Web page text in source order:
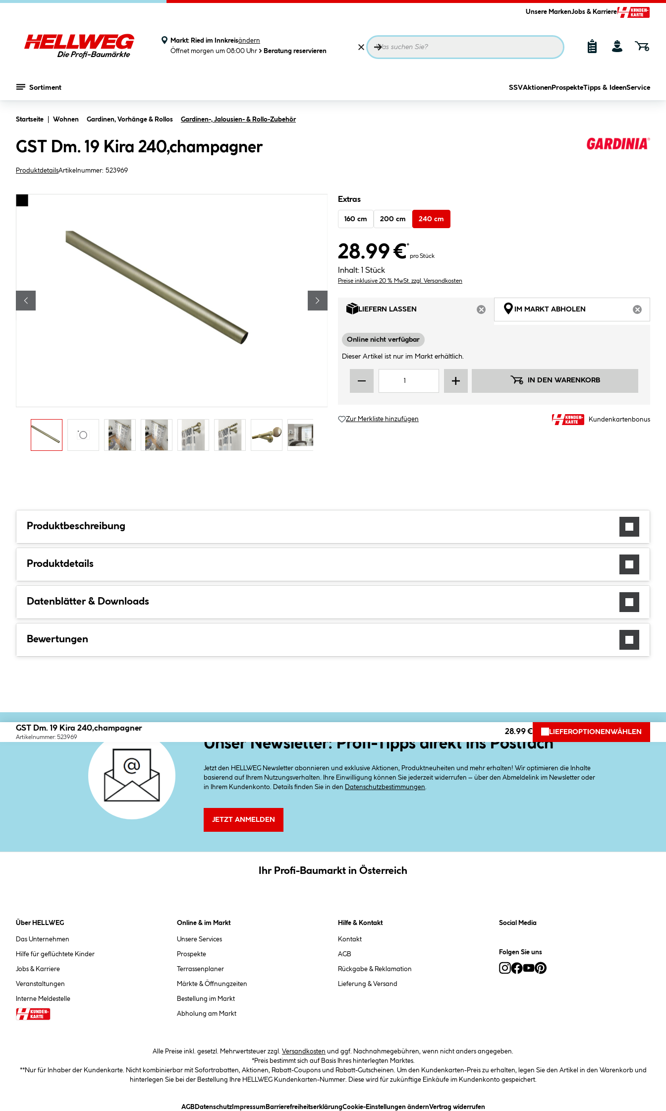
Unsere MarkenJobs & Karriere
Markt: Ried im Innkreisändern
Öffnet morgen um 08:00 Uhr
Beratung reservieren
Sortiment SSVAktionen ProspekteTipps & IdeenService
Startseite Wohnen Gardinen, Vorhänge & Rollos Gardinen-, Jalousien- & Rollo-Zubehör
GST Dm. 19 Kira 240,champagner
ProduktdetailsArtikelnummer: 523969
Extras
160 cm 200 cm 240 cm
28.99 €*
pro Stück
Inhalt: 1 Stück
Preise inklusive 20 % MwSt. zzgl. Versandkosten
LIEFERN LASSEN
ARTIKEL NICHT VERFÜGBAR
IM MARKT ABHOLEN
Online nicht verfügbar
Dieser Artikel ist nur im Markt erhältlich.
IN DEN WARENKORB
Zur Merkliste hinzufügen Kundenkartenbonus
Produktbeschreibung
Produktdetails
Datenblätter & Downloads
Bewertungen
GST Dm. 19 Kira 240,champagner
Artikelnummer: 523969
28.99 € LIEFEROPTIONEN WÄHLEN
Unser Newsletter: Profi-Tipps direkt ins Postfach
Jetzt den HELLWEG Newsletter abonnieren und exklusive Aktionen, Produktneuheiten und mehr erhalten! Wir optimieren die Inhalte
basierend auf Ihrem Nutzungsverhalten. Ihre Einwilligung können Sie jederzeit widerrufen – über den Abmeldelink im Newsletter oder
in Ihrem Kundenkonto. Details finden Sie in den
Datenschutzbestimmungen
JETZT ANMELDEN
Ihr Profi-Baumarkt in Österreich
Über HELLWEG
Das Unternehmen
Hilfe für geflüchtete Kinder
Jobs & Karriere
Veranstaltungen
Interne Meldestelle
Online & im Markt
Unsere Services
Prospekte
Terrassenplaner
Märkte & Öffnungzeiten
Bestellung im Markt
Abholung am Markt
Hilfe & Kontakt
Kontakt
AGB
Rückgabe & Reklamation
Lieferung & Versand
Social Media
Folgen Sie uns
Alle Preise inkl. gesetzl. Mehrwertsteuer zzgl. Versandkosten und ggf. Nachnahmegebühren, wenn nicht anders angegeben.
*Preis bestimmt sich auf Basis Ihres hinterlegten Marktes.
**Nur für Inhaber der Kundenkarte. Nicht kombinierbar mit Sofortrabatten, Aktionen, Rabatt-Coupons und Rabatt-Gutscheinen. Um den Kundenkarten-Preis zu erhalten, legen Sie den Artikel in den Warenkorb und
hinterlegen Sie bei der Bestellung Ihre HELLWEG Kundenkarten-Nummer. Diese wird für zukünftige Einkäufe im Kundenkonto gespeichert.
AGB(öffnet ein Dialogfeld)
Datenschutz(öffnet ein Dialogfeld)
Impressum(öffnet ein Dialogfeld)
Barrierefreiheitserklärung(öffnet ein Dialogfeld)
Cookie-Einstellungen ändern(öffnet ein Dialogfeld)
Vertrag widerrufen